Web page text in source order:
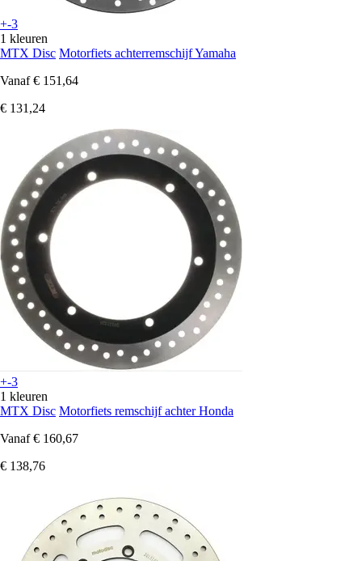
+-3
1 kleuren
MTX Disc Motorfiets achterremschijf Yamaha
Vanaf € 151,64
€ 131,24
+-3
1 kleuren
MTX Disc Motorfiets remschijf achter Honda
Vanaf € 160,67
€ 138,76